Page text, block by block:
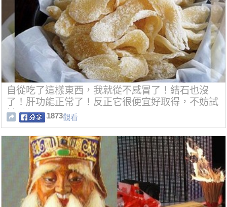
自從吃了這樣東西，我就從不感冒了！結石也沒
了！肝功能正常了！反正它很便宜好取得，不妨試
試看！
1873觀看